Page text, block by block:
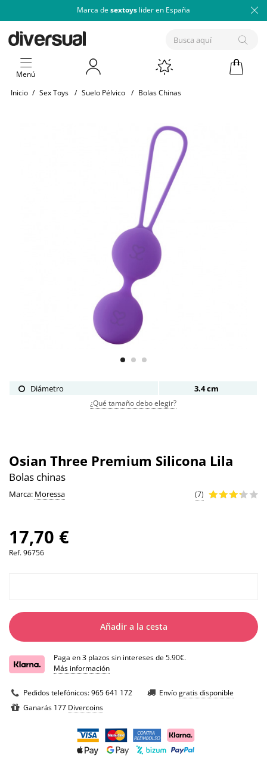
Marca de sextoys lider en España
Menú
Inicio / Sex Toys / Suelo Pélvico / Bolas Chinas
Diámetro 3.4 cm
¿Qué tamaño debo elegir?
Osian Three Premium Silicona Lila
Bolas chinas
Marca: Moressa (7)
17,70 €
Ref.96756
Añadir a la cesta
Paga en 3 plazos sin intereses de 5.90€.
Más información
Pedidos telefónicos:965 641 172 Envíogratis disponible
Ganarás 177 Divercoins